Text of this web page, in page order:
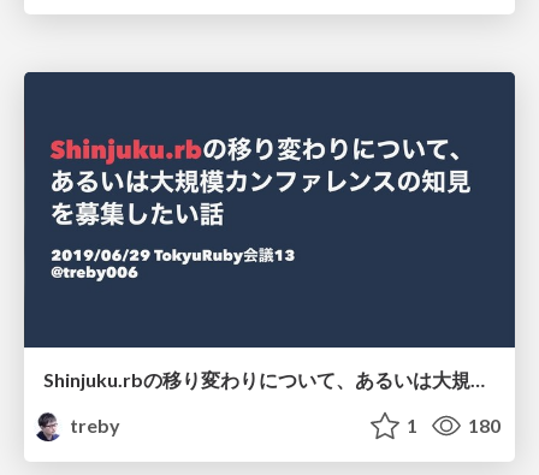
Shinjuku.rbの移り変わりについて、あるいは大規模カンファレンスの知見を募集したい話 #tqrk13
treby
1 180